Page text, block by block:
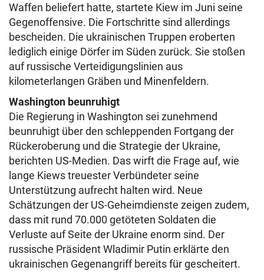
Waffen beliefert hatte, startete Kiew im Juni seine
Gegenoffensive. Die Fortschritte sind allerdings
bescheiden. Die ukrainischen Truppen eroberten
lediglich einige Dörfer im Süden zurück. Sie stoßen
auf russische Verteidigungslinien aus
kilometerlangen Gräben und Minenfeldern.
Washington beunruhigt
Die Regierung in Washington sei zunehmend
beunruhigt über den schleppenden Fortgang der
Rückeroberung und die Strategie der Ukraine,
berichten US-Medien. Das wirft die Frage auf, wie
lange Kiews treuester Verbündeter seine
Unterstützung aufrecht halten wird. Neue
Schätzungen der US-Geheimdienste zeigen zudem,
dass mit rund 70.000 getöteten Soldaten die
Verluste auf Seite der Ukraine enorm sind. Der
russische Präsident Wladimir Putin erklärte den
ukrainischen Gegenangriff bereits für gescheitert.